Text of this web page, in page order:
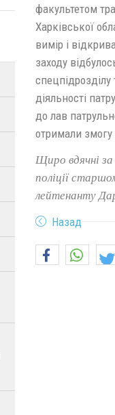
факультетом
Харківської
вимір і
заходу
діяльності
до лав
отримали змогу
Щиро вдячні
поліції
лейтенанту
Назад